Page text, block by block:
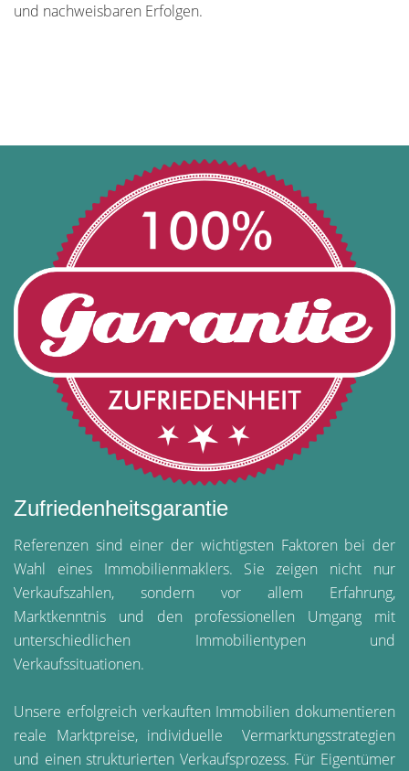
und nachweisbaren Erfolgen.
Zufriedenheitsgarantie
Referenzen sind einer der wichtigsten Faktoren bei der
Wahl eines Immobilienmaklers. Sie zeigen nicht nur
Verkaufszahlen, sondern vor allem Erfahrung,
Marktkenntnis und den professionellen Umgang mit
unterschiedlichen Immobilientypen und
Verkaufssituationen.
Unsere erfolgreich verkauften Immobilien dokumentieren
reale Marktpreise, individuelle Vermarktungsstrategien
und einen strukturierten Verkaufsprozess. Für Eigentümer